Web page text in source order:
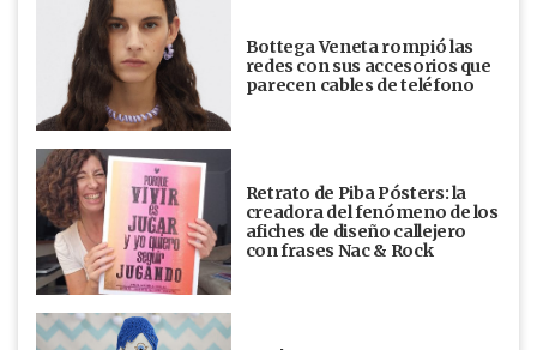
Bottega Veneta rompió las
redes con sus accesorios que
parecen cables de teléfono
Retrato de Piba Pósters: la
creadora del fenómeno de los
afiches de diseño callejero
con frases Nac & Rock